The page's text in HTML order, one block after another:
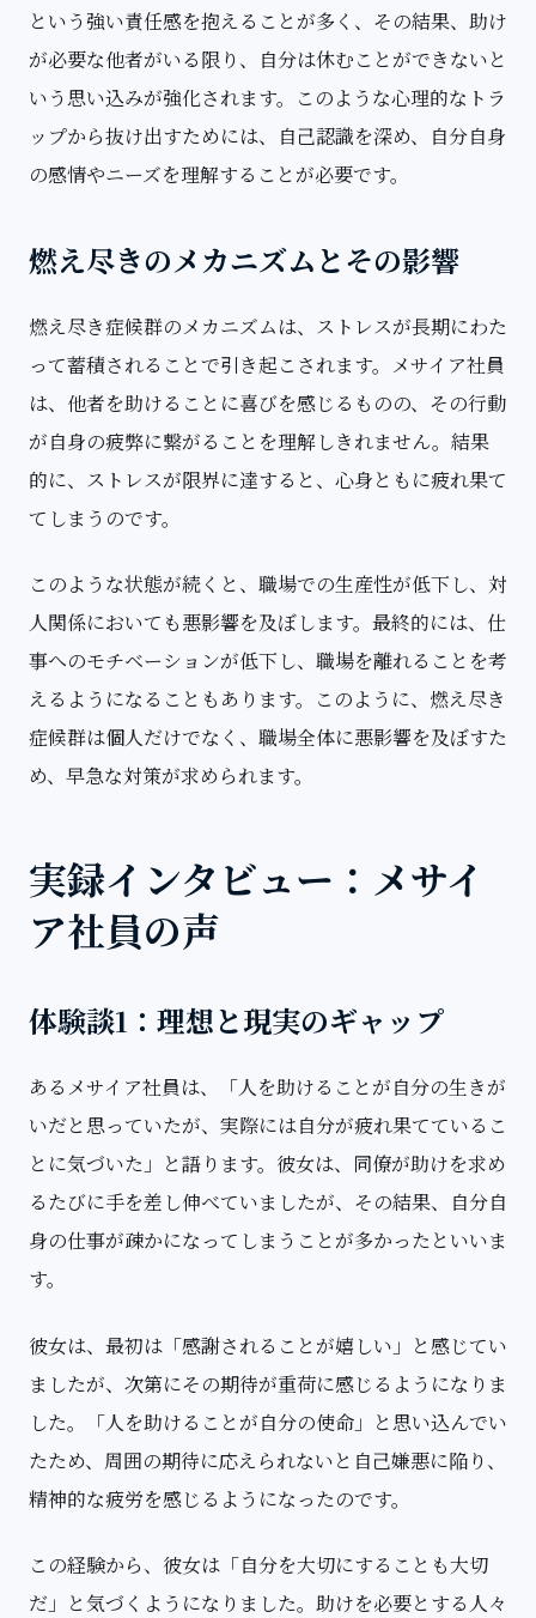
という強い責任感を抱えることが多く、その結果、助け
が必要な他者がいる限り、自分は休むことができないと
いう思い込みが強化されます。このような心理的なトラ
ップから抜け出すためには、自己認識を深め、自分自身
の感情やニーズを理解することが必要です。
燃え尽きのメカニズムとその影響
燃え尽き症候群のメカニズムは、ストレスが長期にわた
って蓄積されることで引き起こされます。メサイア社員
は、他者を助けることに喜びを感じるものの、その行動
が自身の疲弊に繋がることを理解しきれません。結果
的に、ストレスが限界に達すると、心身ともに疲れ果て
てしまうのです。
このような状態が続くと、職場での生産性が低下し、対
人関係においても悪影響を及ぼします。最終的には、仕
事へのモチベーションが低下し、職場を離れることを考
えるようになることもあります。このように、燃え尽き
症候群は個人だけでなく、職場全体に悪影響を及ぼすた
め、早急な対策が求められます。
実録インタビュー：メサイ
ア社員の声
体験談1：理想と現実のギャップ
あるメサイア社員は、「人を助けることが自分の生きが
いだと思っていたが、実際には自分が疲れ果てているこ
とに気づいた」と語ります。彼女は、同僚が助けを求め
るたびに手を差し伸べていましたが、その結果、自分自
身の仕事が疎かになってしまうことが多かったといいま
す。
彼女は、最初は「感謝されることが嬉しい」と感じてい
ましたが、次第にその期待が重荷に感じるようになりま
した。「人を助けることが自分の使命」と思い込んでい
たため、周囲の期待に応えられないと自己嫌悪に陥り、
精神的な疲労を感じるようになったのです。
この経験から、彼女は「自分を大切にすることも大切
だ」と気づくようになりました。助けを必要とする人々